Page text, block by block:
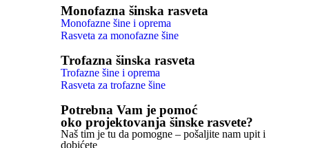
Monofazna šinska rasveta
Monofazne šine i oprema
Rasveta za monofazne šine
Trofazna šinska rasveta
Trofazne šine i oprema
Rasveta za trofazne šine
Potrebna Vam je pomoć
oko projektovanja šinske rasvete?
Naš tim je tu da pomogne – pošaljite nam upit i
dobićete